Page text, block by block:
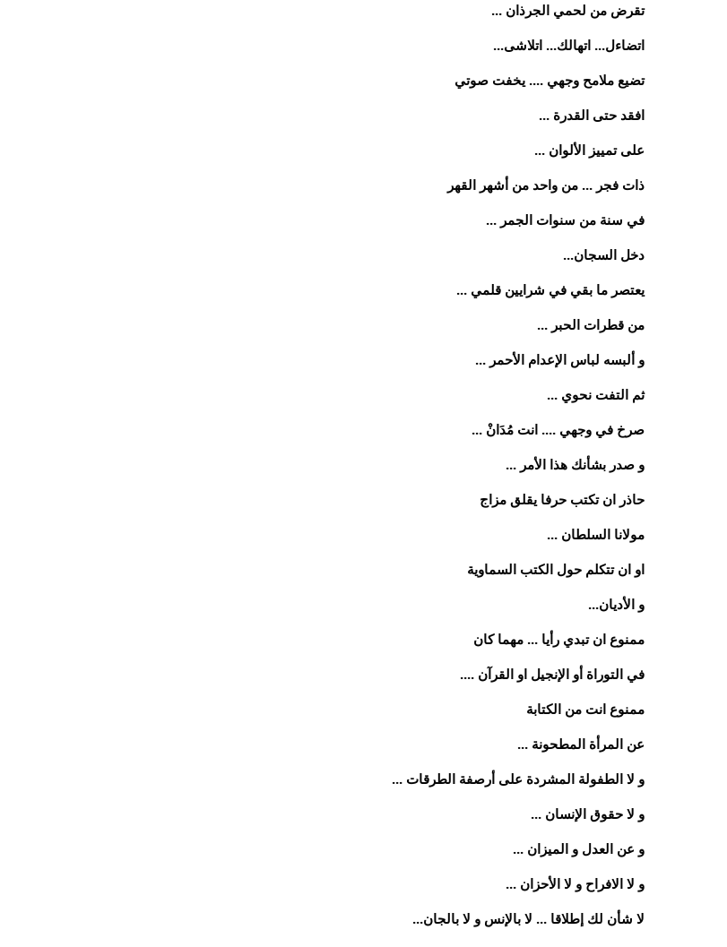
تقرض من لحمي الجرذان ...
اتضاءل... اتهالك... اتلاشى...
تضيع ملامح وجهي .... يخفت صوتي
افقد حتى القدرة ...
على تمييز الألوان ...
ذات فجر ... من واحد من أشهر القهر
في سنة من سنوات الجمر ...
دخل السجان...
يعتصر ما بقي في شرايين قلمي ...
من قطرات الحبر ...
و ألبسه لباس الإعدام الأحمر ...
ثم التفت نحوي ...
صرخ في وجهي .... انت مُدَانْ ...
و صدر بشأنك هذا الأمر ...
حاذر ان تكتب حرفا يقلق مزاج
مولانا السلطان ...
او ان تتكلم حول الكتب السماوية
و الأديان...
ممنوع ان تبدي رأيا ... مهما كان
في التوراة أو الإنجيل او القرآن ....
ممنوع انت من الكتابة
عن المرأة المطحونة ...
و لا الطفولة المشردة على أرصفة الطرقات ...
و لا حقوق الإنسان ...
و عن العدل و الميزان ...
و لا الافراح و لا الأحزان ...
لا شأن لك إطلاقا ... لا بالإنس و لا بالجان...